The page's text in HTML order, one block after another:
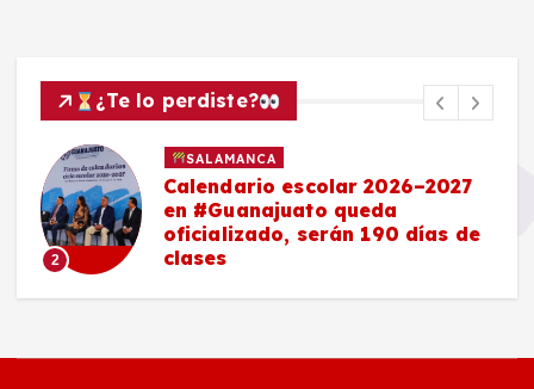
¿Te lo perdiste?
2
SALAMANCA
Calendario escolar 2026–2027
en #Guanajuato queda
oficializado, serán 190 días de
clases